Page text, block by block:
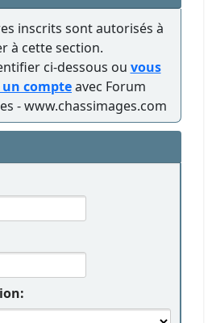
inscrits sont autorisés à
à cette section.
ci-dessous ou vous
compteavec Forum
- www.chassimages.com